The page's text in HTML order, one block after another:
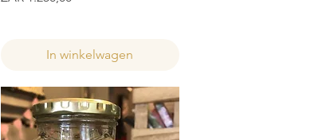
In winkelwagen